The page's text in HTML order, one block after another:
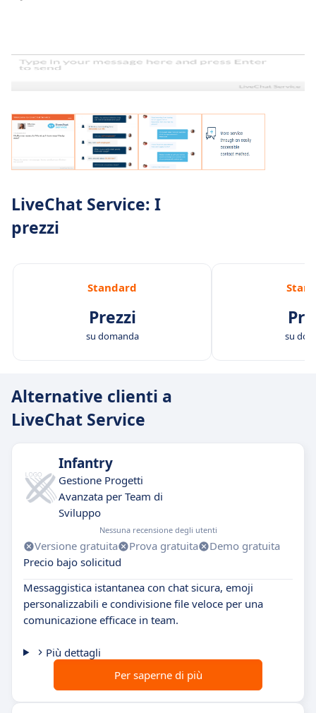
LiveChat Service: I
prezzi
Standard
Prezzi
su domanda su
Alternative clienti a
LiveChat Service
Infantry
Gestione Progetti
Avanzata per Team di
Sviluppo
Nessuna recensione degli utenti
Versione gratuita Prova gratuita
Demo gratuita
Precio bajo solicitud
Messaggistica istantanea con chat sicura, emoji
personalizzabili e condivisione file veloce per una
comunicazione efficace in team.
Più dettagli
Per saperne di più